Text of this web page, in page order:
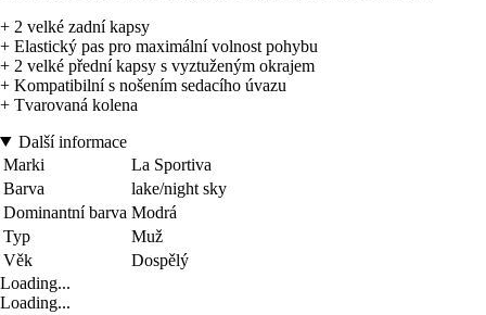
+ 2 velké zadní kapsy
+ Elastický pas pro maximální volnost pohybu
+ 2 velké přední kapsy s vyztuženým okrajem
+ Kompatibilní s nošením sedacího úvazu
+ Tvarovaná kolena
Další informace
Marki
La Sportiva
Barva
lake/night sky
Dominantní barva Modrá
Typ
Muž
Věk
Dospělý
Loading...
Loading...